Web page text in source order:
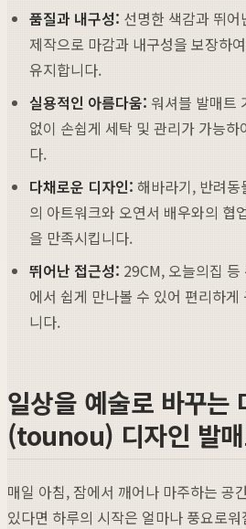
품질과 내구성: 선명한 색감과 뛰
제작으로 마감과 내구성을 보장하
유지합니다.
실용적인 아름다움: 워셔블 발매트
없이 손쉽게 세탁 및 관리가 가능
다.
다채로운 디자인: 해바라기, 반려
의 아트워크와 오연서 배우와의 협
을 만족시킵니다.
뛰어난 접근성: 29CM, 오늘의집
에서 쉽게 만나볼 수 있어 편리하
니다.
일상을 예술로 바꾸는
(tounou) 디자인 발
매일 아침, 잠에서 깨어나 마주하는 공
있다면 하루의 시작은 얼마나 풍요로